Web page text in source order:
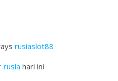
rusiaslot88
rusia hari ini